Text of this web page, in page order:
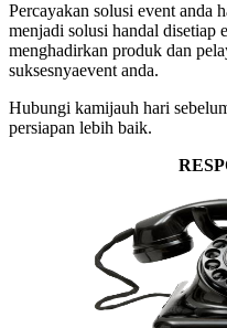
Percayakan solusi event anda
menjadi solusi handal disetiap
menghadirkan produk dan
suksesnyaevent anda.
Hubungi kamijauh hari
persiapan lebih baik.